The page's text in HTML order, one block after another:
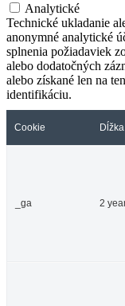
Analytické
Technické ukladanie
anonymné analytické
splnenia požiadaviek
alebo dodatočných
alebo získané len na
identifikáciu.
Cookie
_ga 2